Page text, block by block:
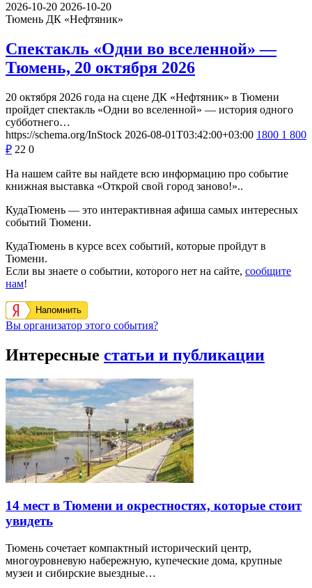
2026-10-20 2026-10-20
Тюмень ДК «Нефтяник»
Спектакль «Одни во вселенной» —
Тюмень, 20 октября 2026
20 октября 2026 года на сцене ДК «Нефтяник» в Тюмени
пройдет спектакль «Одни во вселенной» — история одного
субботнего…
https://schema.org/InStock 2026-08-01T03:42:00+03:00 1800 1 800
₽ 22 0
На нашем сайте вы найдете всю информацию про событие
книжная выставка «Открой свой город заново!»..
КудаТюмень — это интерактивная афиша самых интересных
событий Тюмени.
КудаТюмень в курсе всех событий, которые пройдут в
Тюмени.
Если вы знаете о событии, которого нет на сайте, сообщите
нам!
Напомнить
Вы организатор этого события?
Интересные статьи и публикации
14 мест в Тюмени и окрестностях, которые стоит
увидеть
Тюмень сочетает компактный исторический центр,
многоуровневую набережную, купеческие дома, крупные
музеи и сибирские выездные…